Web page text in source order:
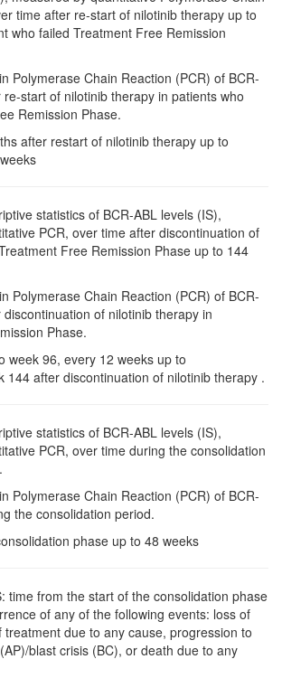
time after re-start of nilotinib therapy up to
who failed Treatment Free Remission
Polymerase Chain Reaction (PCR) of BCR-
start of nilotinib therapy in patients who
Remission Phase.
after restart of nilotinib therapy up to
statistics of BCR-ABL levels (IS),
PCR, over time after discontinuation of
Free Remission Phase up to 144
Polymerase Chain Reaction (PCR) of BCR-
of nilotinib therapy in
Phase.
week 96, every 12 weeks up to
144 after discontinuation of nilotinib therapy .
statistics of BCR-ABL levels (IS),
PCR, over time during the consolidation
Polymerase Chain Reaction (PCR) of BCR-
the consolidation period.
phase up to 48 weeks
time from the start of the consolidation phase
of any of the following events: loss of
treatment due to any cause, progression to
blast crisis (BC), or death due to any